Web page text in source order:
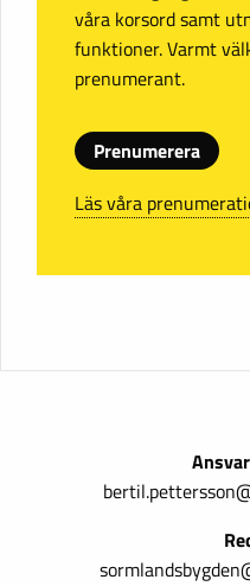
våra korsord samt
funktioner. Varmt
prenumerant.
Prenumerera
Läs våra